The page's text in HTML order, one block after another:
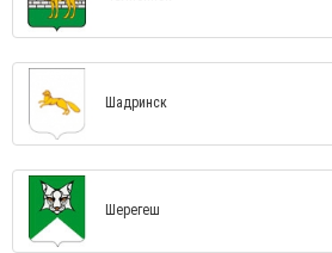
Шадринск
Шерегеш